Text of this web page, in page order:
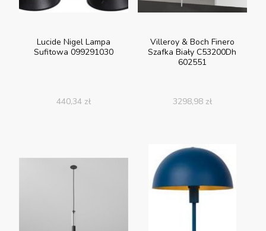
Lucide Nigel Lampa
Sufitowa 099291030
440,34 zł
Villeroy & Boch Finero
Szafka Biały C53200Dh
602551
3298,98 zł